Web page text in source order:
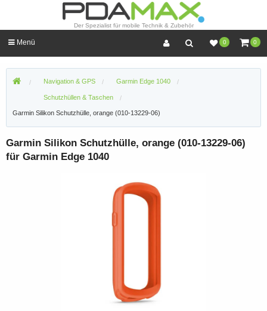
Der Spezialist für mobile Technik & Zubehör
0 0
Menü
Navigation & GPS Garmin Edge 1040
Schutzhüllen & Taschen
Garmin Silikon Schutzhülle, orange (010-13229-06)
Garmin Silikon Schutzhülle, orange (010-13229-06)
für Garmin Edge 1040